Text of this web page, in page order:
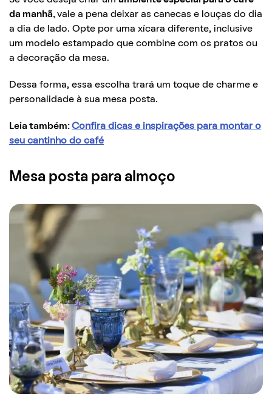
da manhã, vale a pena deixar as canecas e louças do dia
a dia de lado. Opte por uma xícara diferente, inclusive
um modelo estampado que combine com os pratos ou
a decoração da mesa.
Dessa forma, essa escolha trará um toque de charme e
personalidade à sua mesa posta.
Leia também: Confira dicas e inspirações para montar o
seu cantinho do café
Mesa posta para almoço